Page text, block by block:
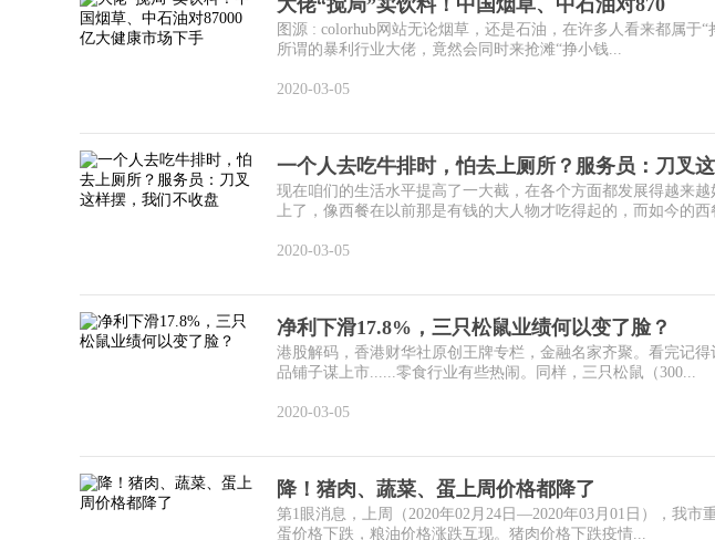
大佬“搅局”卖饮料！中国烟草、中石油对870
图源 : colorhub网站无论烟草，还是石油，在许多人看来都属于
所谓的暴利行业大佬，竟然会同时来抢滩“挣小钱...
2020-03-05
一个人去吃牛排时，怕去上厕所？服务员：刀叉这
现在咱们的生活水平提高了一大截，在各个方面都发展得越来
上了，像西餐在以前那是有钱的大人物才吃得起的，而如今的西
2020-03-05
净利下滑17.8%，三只松鼠业绩何以变了脸？
港股解码，香港财华社原创王牌专栏，金融名家齐聚。看完记
品铺子谋上市......零食行业有些热闹。同样，三只松鼠（300...
2020-03-05
降！猪肉、蔬菜、蛋上周价格都降了
第1眼消息，上周（2020年02月24日—2020年03月01日），我
蛋价格下跌，粮油价格涨跌互现。猪肉价格下跌疫情...